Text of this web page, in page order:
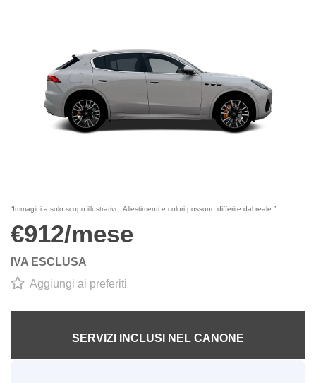
“Immagini a solo scopo illustrativo. Allestimenti e colori possono differire dal reale.”
€912/mese
IVA ESCLUSA
Aggiungi ai preferiti
SERVIZI INCLUSI NEL CANONE